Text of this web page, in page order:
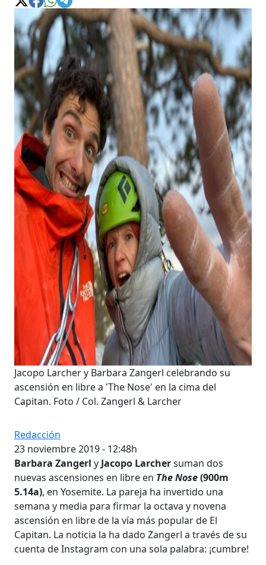
Jacopo Larcher y Barbara Zangerl celebrando su
ascensión en libre a 'The Nose' en la cima del
Capitan. Foto / Col. Zangerl & Larcher
Redacción
23 noviembre 2019 - 12:48h
Barbara Zangerl y Jacopo Larchersuman dos
nuevas ascensiones en libre en The Nose(900m
5.14a), en Yosemite. La pareja ha invertido una
semana y media para firmar la octava y novena
ascensión en libre de la vía más popular de El
Capitan. La noticia la ha dado Zangerl a través de su
cuenta de Instagram con una sola palabra: ¡cumbre!